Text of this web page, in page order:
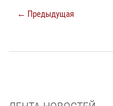
← Предыдущая